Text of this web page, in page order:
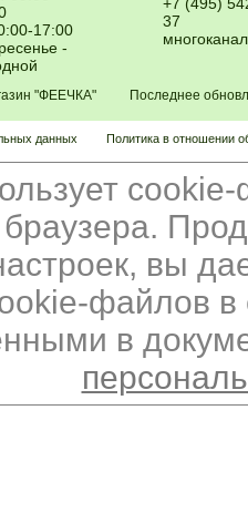
17:00
-
37
"ФЕЕЧКА" Последнее
данных Политика в отношении
вы
файлов в
в